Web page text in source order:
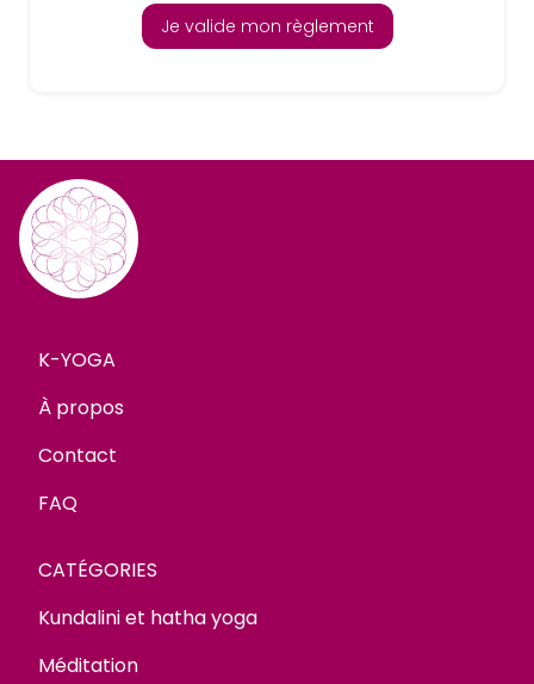
Je valide mon règlement
K-YOGA
À propos
Contact
FAQ
CATÉGORIES
Kundalini et hatha yoga
Méditation